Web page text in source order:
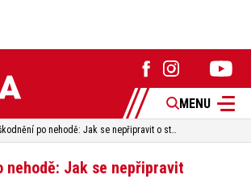
MENU
Odškodnění po nehodě: Jak se nepřipravit o statisíce
nehodě: Jak se nepřipravit